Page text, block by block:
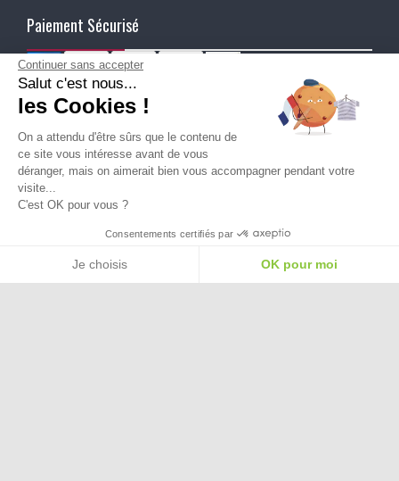
Besoin d'aide pour choisir une
taille ou une pointure ?
Paiement Sécurisé
Ma Livraison
Continuer sans accepter
Salut c'est nous...
les Cookies !
On a attendu d'être sûrs que le contenu de
ce site vous intéresse avant de vous
déranger, mais on aimerait bien vous accompagner pendant votre
visite...
C'est OK pour vous ?
Consentements certifiés par
Je choisis OK pour moi